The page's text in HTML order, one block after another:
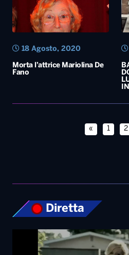
Morta l’attrice Mariolina De
Fano
18 Agosto, 2020
« 1 2
Diretta